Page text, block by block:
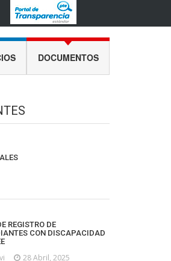
DOCUMENTOS
REGISTRO DE
CON DISCAPACIDAD
28 Abril, 2025